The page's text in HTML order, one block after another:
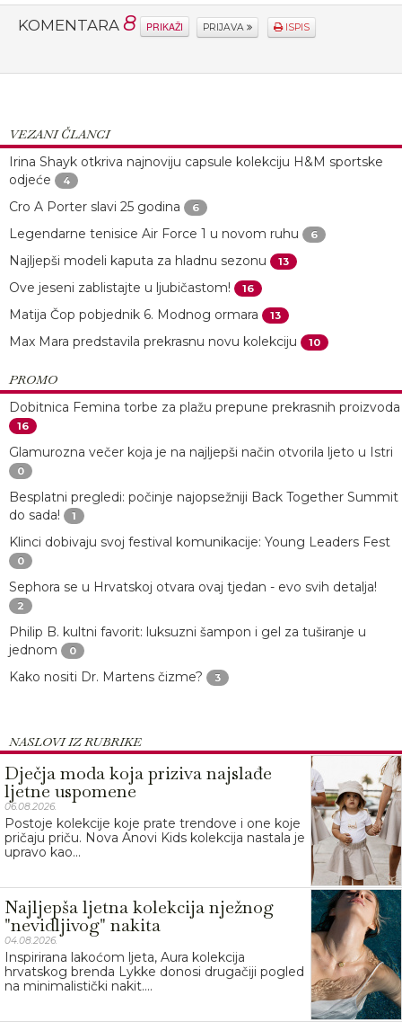
KOMENTARA 8 PRIKAŽI PRIJAVA ISPIS
VEZANI ČLANCI
Irina Shayk otkriva najnoviju capsule kolekciju H&M sportske
odjeće
4
Cro A Porter slavi 25 godina 6
Legendarne tenisice Air Force 1 u novom ruhu 6
Najljepši modeli kaputa za hladnu sezonu 13
Ove jeseni zablistajte u ljubičastom! 16
Matija Čop pobjednik 6. Modnog ormara 13
Max Mara predstavila prekrasnu novu kolekciju 10
PROMO
Dobitnica Femina torbe za plažu prepune prekrasnih proizvoda
16
Glamurozna večer koja je na najljepši način otvorila ljeto u Istri
0
Besplatni pregledi: počinje najopsežniji Back Together Summit
do sada!
1
Klinci dobivaju svoj festival komunikacije: Young Leaders Fest
0
Sephora se u Hrvatskoj otvara ovaj tjedan - evo svih detalja!
2
Philip B. kultni favorit: luksuzni šampon i gel za tuširanje u
jednom
0
Kako nositi Dr. Martens čizme? 3
NASLOVI IZ RUBRIKE
Dječja moda koja priziva najslađe
ljetne uspomene
06.08.2026.
Postoje kolekcije koje prate trendove i one koje
pričaju priču. Nova Anovi Kids kolekcija nastala je
upravo kao...
Najljepša ljetna kolekcija nježnog
"nevidljivog" nakita
04.08.2026.
Inspirirana lakoćom ljeta, Aura kolekcija
hrvatskog brenda Lykke donosi drugačiji pogled
na minimalistički nakit....